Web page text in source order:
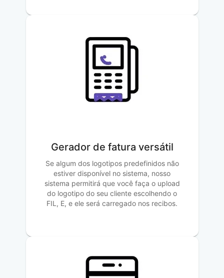
Gerador de fatura versátil
Se algum dos logotipos predefinidos não
estiver disponível no sistema, nosso
sistema permitirá que você faça o upload
do logotipo do seu cliente escolhendo o
FIL, E, e ele será carregado nos recibos.